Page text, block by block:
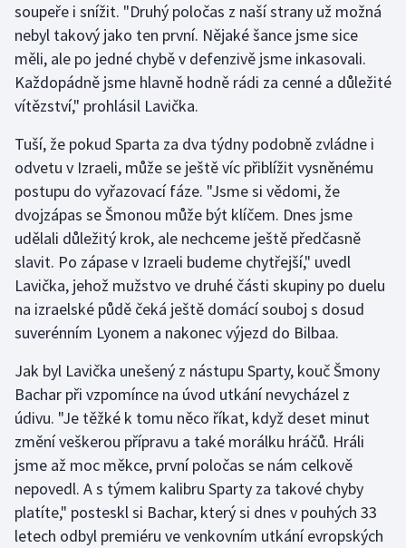
Short track
Sportovní střelba
Stolní tenis
Triatlon
Veslování
Vodní slalom
Volejbal
Ostatní
soupeře i snížit. "Druhý poločas z naší strany už možná
nebyl takový jako ten první. Nějaké šance jsme sice
měli, ale po jedné chybě v defenzivě jsme inkasovali.
Každopádně jsme hlavně hodně rádi za cenné a důležité
vítězství," prohlásil Lavička.
Tuší, že pokud Sparta za dva týdny podobně zvládne i
odvetu v Izraeli, může se ještě víc přiblížit vysněnému
postupu do vyřazovací fáze. "Jsme si vědomi, že
dvojzápas se Šmonou může být klíčem. Dnes jsme
udělali důležitý krok, ale nechceme ještě předčasně
slavit. Po zápase v Izraeli budeme chytřejší," uvedl
Lavička, jehož mužstvo ve druhé části skupiny po duelu
na izraelské půdě čeká ještě domácí souboj s dosud
suverénním Lyonem a nakonec výjezd do Bilbaa.
Jak byl Lavička unešený z nástupu Sparty, kouč Šmony
Bachar při vzpomínce na úvod utkání nevycházel z
údivu. "Je těžké k tomu něco říkat, když deset minut
změní veškerou přípravu a také morálku hráčů. Hráli
jsme až moc měkce, první poločas se nám celkově
nepovedl. A s týmem kalibru Sparty za takové chyby
platíte," posteskl si Bachar, který si dnes v pouhých 33
letech odbyl premiéru ve venkovním utkání evropských